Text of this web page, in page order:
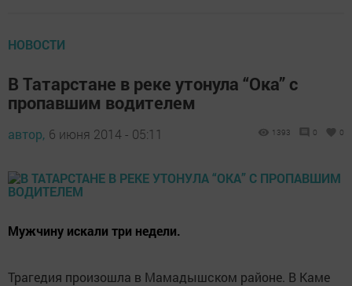
НОВОСТИ
В Татарстане в реке утонула “Ока” с
пропавшим водителем
автор, 6 июня 2014 - 05:11 1393 0 0
Мужчину искали три недели.
Трагедия произошла в Мамадышском районе. В Каме